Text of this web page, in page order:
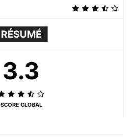
RÉSUMÉ
3.3
SCORE GLOBAL